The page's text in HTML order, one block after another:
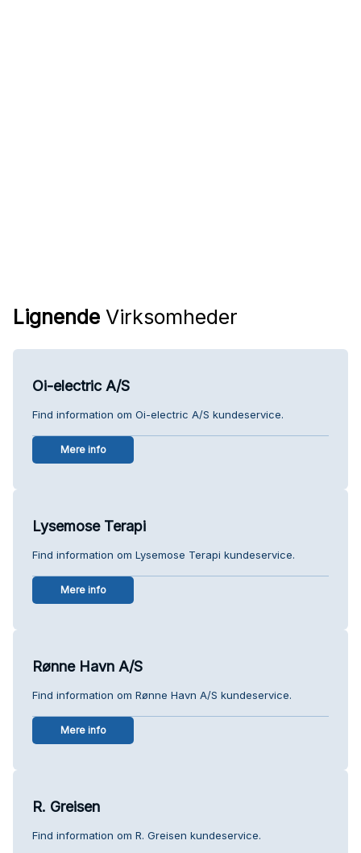
Lignende Virksomheder
Oi-electric A/S
Find information om Oi-electric A/S kundeservice.
Mere info
Lysemose Terapi
Find information om Lysemose Terapi kundeservice.
Mere info
Rønne Havn A/S
Find information om Rønne Havn A/S kundeservice.
Mere info
R. Greisen
Find information om R. Greisen kundeservice.